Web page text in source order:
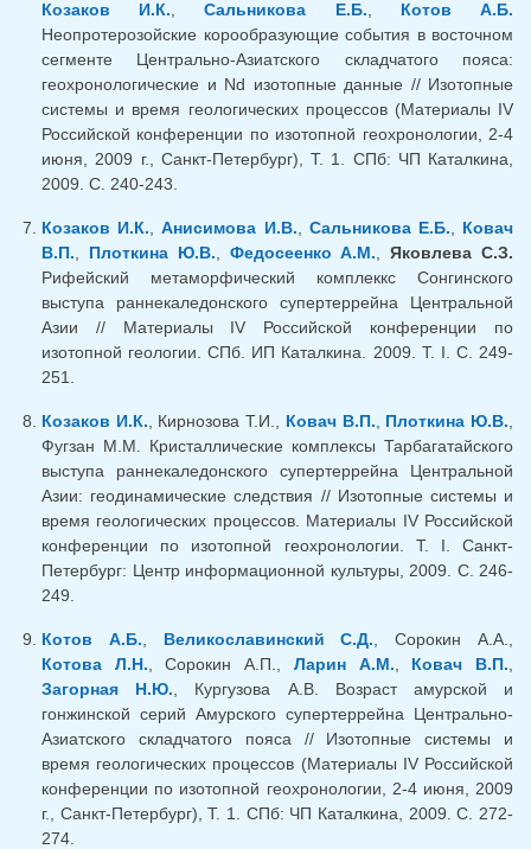
Козаков И.К. ,Сальникова Е.Б.
Котов А.Б.
Неопротерозойские корообразующие события в восточном
сегменте Центрально-Азиатского складчатого пояса:
геохронологические и Nd изотопные данные // Изотопные
системы и время геологических процессов (Материалы IV
Российской конференции по изотопной геохронологии, 2-4
июня, 2009 г., Санкт-Петербург), Т. 1. СПб: ЧП Каталкина,
2009. С. 240-243.
Козаков И.К. ,Анисимова И.В. Сальникова Е.Б.
Ковач
В.П.
Плоткина Ю.В. Федосеенко А.М. ,Яковлева С.З.
Рифейский метаморфический комплеккс Сонгинского
выступа раннекаледонского супертеррейна Центральной
Азии // Материалы IV Российской конференции по
изотопной геологии. СПб. ИП Каталкина. 2009. Т. I. С. 249-
251.
Козаков И.К. , Кирнозова Т.И., Ковач В.П. Плоткина Ю.В.
Фугзан М.М. Кристаллические комплексы Тарбагатайского
выступа раннекаледонского супертеррейна Центральной
Азии: геодинамические следствия // Изотопные системы и
время геологических процессов. Материалы IV Российской
конференции по изотопной геохронологии. Т. I. Санкт-
Петербург: Центр информационной культуры, 2009. С. 246-
249.
Котов А.Б. Великославинский С.Д. , Сорокин А.А.,
Котова Л.Н. , Сорокин А.П., Ларин А.М. Ковач В.П.
Загорная Н.Ю. , Кургузова А.В. Возраст амурской и
гонжинской серий Амурского супертеррейна Центрально-
Азиатского складчатого пояса // Изотопные системы и
время геологических процессов (Материалы IV Российской
конференции по изотопной геохронологии, 2-4 июня, 2009
г., Санкт-Петербург), Т. 1. СПб: ЧП Каталкина, 2009. С. 272-
274.